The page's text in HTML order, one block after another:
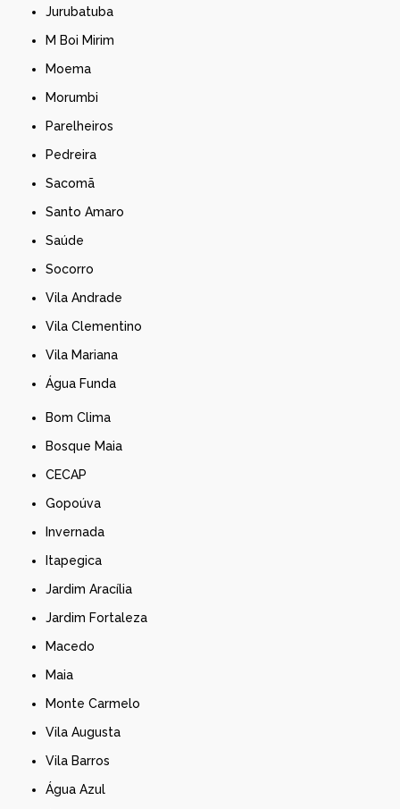
Jurubatuba
M Boi Mirim
Moema
Morumbi
Parelheiros
Pedreira
Sacomã
Santo Amaro
Saúde
Socorro
Vila Andrade
Vila Clementino
Vila Mariana
Água Funda
Bom Clima
Bosque Maia
CECAP
Gopoúva
Invernada
Itapegica
Jardim Aracília
Jardim Fortaleza
Macedo
Maia
Monte Carmelo
Vila Augusta
Vila Barros
Água Azul